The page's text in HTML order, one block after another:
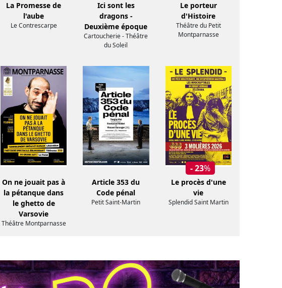
La Promesse de
l'aube
Le Contrescarpe
Ici sont les
dragons -
Deuxième époque
Cartoucherie - Théâtre
du Soleil
Le porteur
d'Histoire
Théâtre du Petit
Montparnasse
On ne jouait pas à
la pétanque dans
le ghetto de
Varsovie
Théâtre Montparnasse
Article 353 du
Code pénal
Petit Saint-Martin
- 23%
Le procès d'une
vie
Splendid Saint Martin